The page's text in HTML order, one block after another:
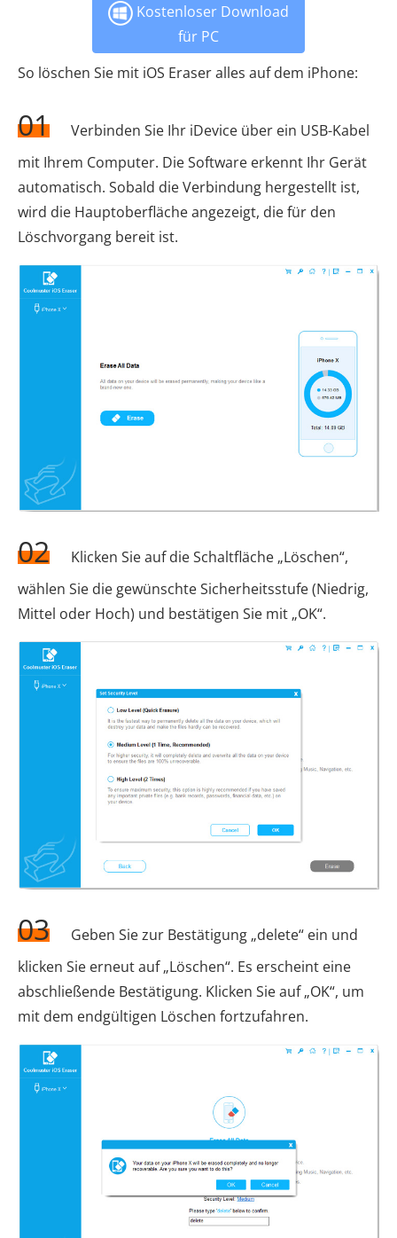
Kostenloser Download
für PC
So löschen Sie mit iOS Eraser alles auf dem iPhone:
01
Verbinden Sie Ihr iDevice über ein USB-Kabel
mit Ihrem Computer. Die Software erkennt Ihr Gerät
automatisch. Sobald die Verbindung hergestellt ist,
wird die Hauptoberfläche angezeigt, die für den
Löschvorgang bereit ist.
02
Klicken Sie auf die Schaltfläche „Löschen“,
wählen Sie die gewünschte Sicherheitsstufe (Niedrig,
Mittel oder Hoch) und bestätigen Sie mit „OK“.
03
Geben Sie zur Bestätigung „delete“ ein und
klicken Sie erneut auf „Löschen“. Es erscheint eine
abschließende Bestätigung. Klicken Sie auf „OK“, um
mit dem endgültigen Löschen fortzufahren.